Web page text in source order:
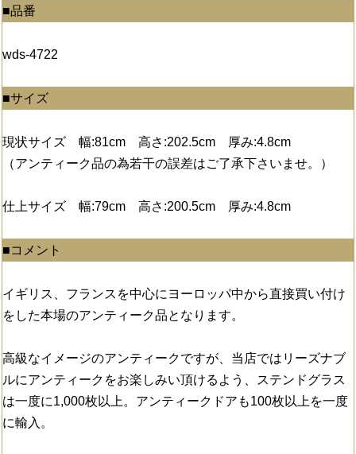
■品番
wds-4722
■サイズ
現状サイズ 幅:81cm 高さ:202.5cm 厚み:4.8cm
（アンティーク品の為若干の誤差はご了承下さいませ。）
仕上サイズ 幅:79cm 高さ:200.5cm 厚み:4.8cm
■コメント
イギリス、フランスを中心にヨーロッパ中から直接買い付け
をした本場のアンティーク品となります。
高級なイメージのアンティークですが、当店ではリーズナブ
ルにアンティークをお楽しみい頂けるよう、ステンドグラス
は一度に1,000枚以上。アンティークドアも100枚以上を一度
に輸入。